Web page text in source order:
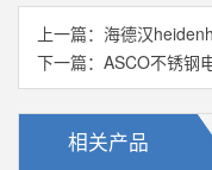
上一篇： 海德汉
下一篇： ASCO不锈钢
相关产品